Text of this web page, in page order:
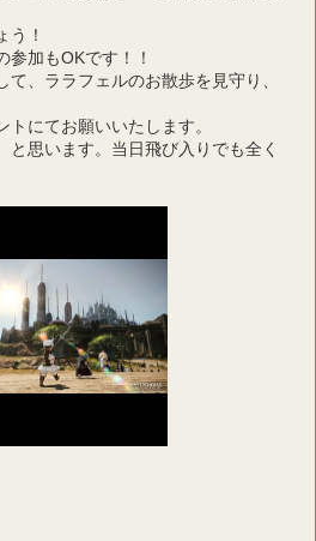
う！
参加もOKです！！
、ララフェルのお散歩を見守り、
にてお願いいたします。
と思います。当日飛び入りでも全く